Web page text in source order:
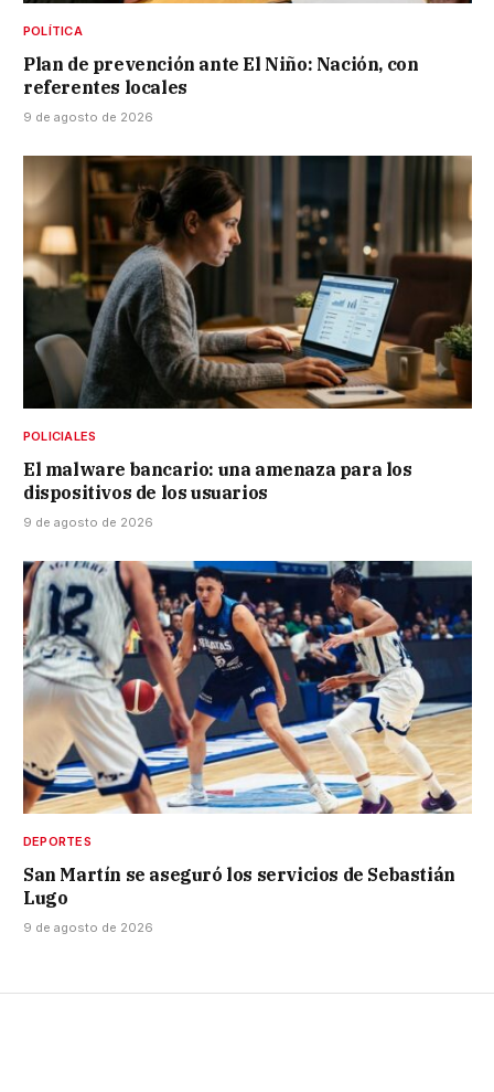
POLÍTICA
Plan de prevención ante El Niño: Nación, con
referentes locales
9 de agosto de 2026
POLICIALES
El malware bancario: una amenaza para los
dispositivos de los usuarios
9 de agosto de 2026
DEPORTES
San Martín se aseguró los servicios de Sebastián
Lugo
9 de agosto de 2026